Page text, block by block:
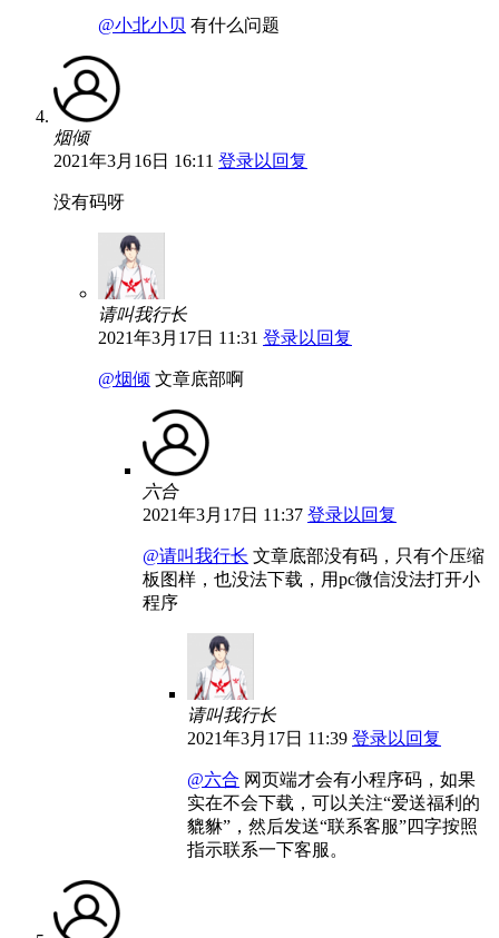
@小北小贝 有什么问题
烟倾
2021年3月16日 16:11 登录以回复
没有码呀
请叫我行长
2021年3月17日 11:31 登录以回复
@烟倾 文章底部啊
六合
2021年3月17日 11:37 登录以回复
@请叫我行长 文章底部没有码，只有个压缩
板图样，也没法下载，用pc微信没法打开小
程序
请叫我行长
2021年3月17日 11:39 登录以回复
@六合 网页端才会有小程序码，如果
实在不会下载，可以关注“爱送福利的
貔貅”，然后发送“联系客服”四字按照
指示联系一下客服。